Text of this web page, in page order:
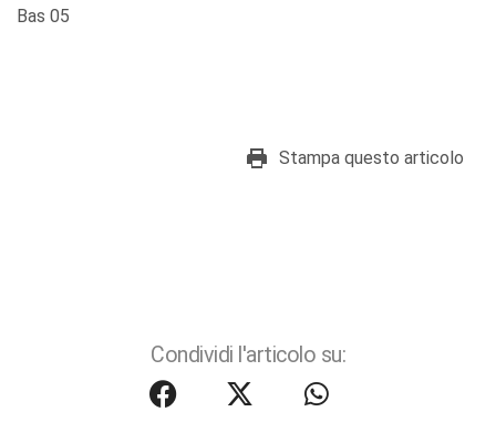
Bas 05
Stampa questo articolo
Condividi l'articolo su: